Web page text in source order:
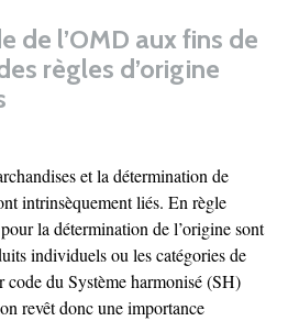
de l’OMD aux fins de
règles d’origine
et la détermination de
intrinsèquement liés. En règle
la détermination de l’origine sont
individuels ou les catégories de
code du Système harmonisé (SH)
revêt donc une importance